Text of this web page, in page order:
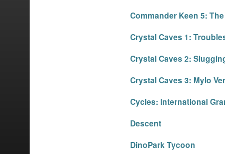
Commander Keen 5:
Crystal Caves 1:
Crystal Caves 2:
Crystal Caves 3: Mylo
Cycles: International
Descent
DinoPark Tycoon